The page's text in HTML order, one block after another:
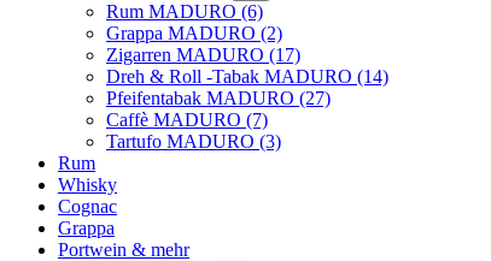
Rum MADURO (6)
Grappa MADURO (2)
Zigarren MADURO (17)
Dreh & Roll -Tabak MADURO (14)
Pfeifentabak MADURO (27)
Caffè MADURO (7)
Tartufo MADURO (3)
Rum
Whisky
Cognac
Grappa
Portwein & mehr